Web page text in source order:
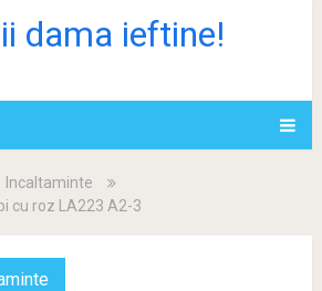
dama ieftine!
Incaltaminte
cu roz LA223 A2-3